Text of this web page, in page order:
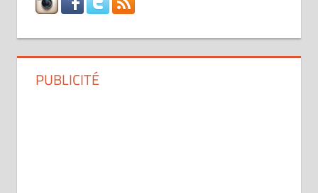
PUBLICITÉ